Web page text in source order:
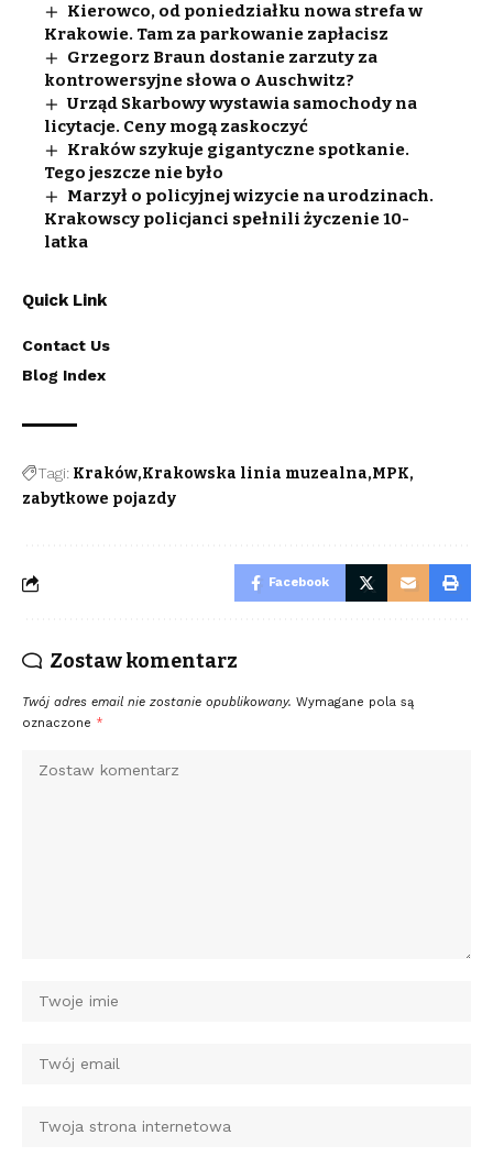
Kierowco, od poniedziałku nowa strefa w
Krakowie. Tam za parkowanie zapłacisz
Grzegorz Braun dostanie zarzuty za
kontrowersyjne słowa o Auschwitz?
Urząd Skarbowy wystawia samochody na
licytacje. Ceny mogą zaskoczyć
Kraków szykuje gigantyczne spotkanie.
Tego jeszcze nie było
Marzył o policyjnej wizycie na urodzinach.
Krakowscy policjanci spełnili życzenie 10-
latka
Quick Link
Contact Us
Blog Index
Tagi: Kraków Krakowska linia muzealna MPK
zabytkowe pojazdy
Facebook
Zostaw komentarz
Twój adres email nie zostanie opublikowany. Wymagane pola są
oznaczone *